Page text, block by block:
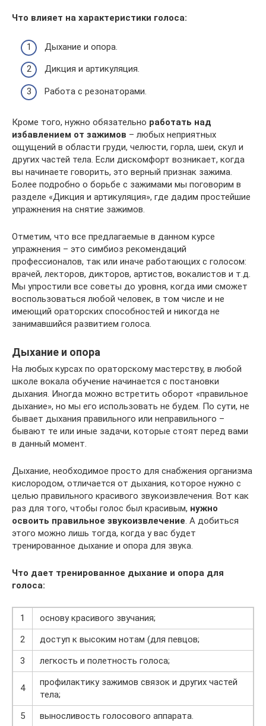
Что влияет на характеристики голоса:
Дыхание и опора.
Дикция и артикуляция.
Работа с резонаторами.
Кроме того, нужно обязательно работать над
избавлением от зажимов – любых неприятных
ощущений в области груди, челюсти, горла, шеи, скул и
других частей тела. Если дискомфорт возникает, когда
вы начинаете говорить, это верный признак зажима.
Более подробно о борьбе с зажимами мы поговорим в
разделе «Дикция и артикуляция», где дадим простейшие
упражнения на снятие зажимов.
Отметим, что все предлагаемые в данном курсе
упражнения – это симбиоз рекомендаций
профессионалов, так или иначе работающих с голосом:
врачей, лекторов, дикторов, артистов, вокалистов и т.д.
Мы упростили все советы до уровня, когда ими сможет
воспользоваться любой человек, в том числе и не
имеющий ораторских способностей и никогда не
занимавшийся развитием голоса.
Дыхание и опора
На любых курсах по ораторскому мастерству, в любой
школе вокала обучение начинается с постановки
дыхания. Иногда можно встретить оборот «правильное
дыхание», но мы его использовать не будем. По сути, не
бывает дыхания правильного или неправильного –
бывают те или иные задачи, которые стоят перед вами
в данный момент.
Дыхание, необходимое просто для снабжения организма
кислородом, отличается от дыхания, которое нужно с
целью правильного красивого звукоизвлечения. Вот как
раз для того, чтобы голос был красивым, нужно
освоить правильное звукоизвлечение. А добиться
этого можно лишь тогда, когда у вас будет
тренированное дыхание и опора для звука.
Что дает тренированное дыхание и опора для
голоса:
1
основу красивого звучания;
2
доступ к высоким нотам (для певцов;
3
легкость и полетность голоса;
4
профилактику зажимов связок и других частей
тела;
5
выносливость голосового аппарата.